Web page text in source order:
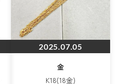
2025.07.05
金
K18(18金)